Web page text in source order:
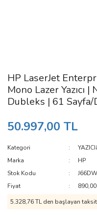
HP LaserJet
Mono Lazer Yazıcı
Dubleks | 61
50.997,00 TL
Kategori
Marka
HP
Stok Kodu
Fiyat
5.328,76 TL den başlayan